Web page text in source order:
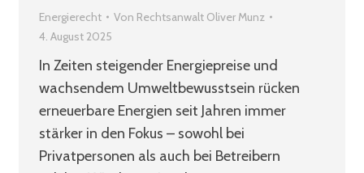
Energierecht Von Rechtsanwalt Oliver Munz
4. August 2025
In Zeiten steigender Energiepreise und
wachsendem Umweltbewusstsein rücken
erneuerbare Energien seit Jahren immer
stärker in den Fokus – sowohl bei
Privatpersonen als auch bei Betreibern